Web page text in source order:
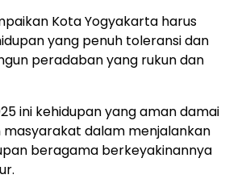
Kota Yogyakarta harus
yang penuh toleransi dan
peradaban yang rukun dan
ini kehidupan yang aman damai
masyarakat dalam menjalankan
beragama berkeyakinannya